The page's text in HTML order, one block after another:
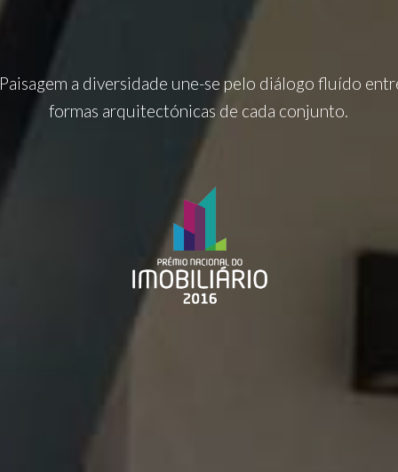
a diversidade une-se pelo diálogo fluído
formas arquitectónicas de cada conjunto.